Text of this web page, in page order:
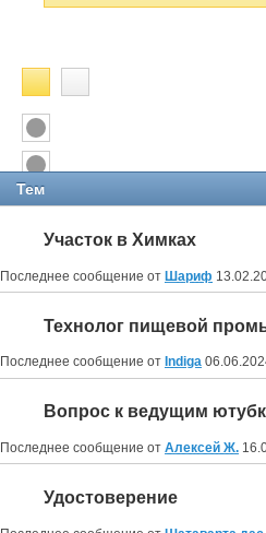
Тем
Участок в Химках
Последнее сообщение от Шариф
Последнее сообщение от Indiga
Последнее сообщение от Алексей Ж.
Удостоверение